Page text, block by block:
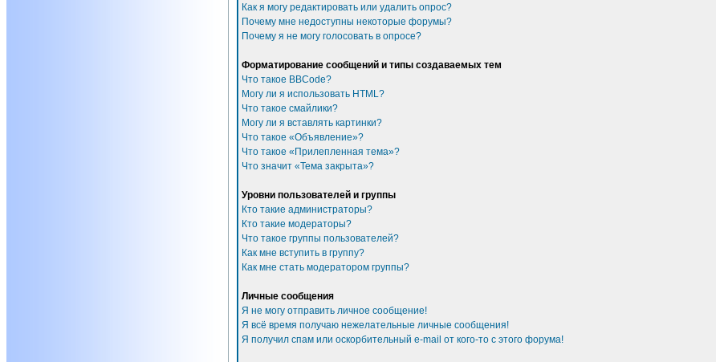
Как я могу редактировать или удалить опрос?
Почему мне недоступны некоторые форумы?
Почему я не могу голосовать в опросе?
Форматирование сообщений и типы создаваемых тем
Что такое BBCode?
Могу ли я использовать HTML?
Что такое смайлики?
Могу ли я вставлять картинки?
Что такое «Объявление»?
Что такое «Прилепленная тема»?
Что значит «Тема закрыта»?
Уровни пользователей и группы
Кто такие администраторы?
Кто такие модераторы?
Что такое группы пользователей?
Как мне вступить в группу?
Как мне стать модератором группы?
Личные сообщения
Я не могу отправить личное сообщение!
Я всё время получаю нежелательные личные сообщения!
Я получил спам или оскорбительный e-mail от кого-то с этого форума!